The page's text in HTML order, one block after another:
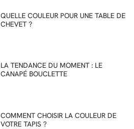
QUELLE COULEUR POUR UNE TABLE DE
CHEVET ?
LA TENDANCE DU MOMENT : LE
CANAPÉ BOUCLETTE
COMMENT CHOISIR LA COULEUR DE
VOTRE TAPIS ?